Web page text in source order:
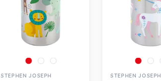
STEPHEN JOSEPH STEPHEN JOSEPH